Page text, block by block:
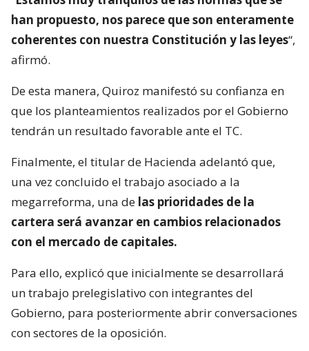
han propuesto, nos parece que son enteramente
coherentes con nuestra Constitución y las leyes“,
afirmó.
De esta manera, Quiroz manifestó su confianza en
que los planteamientos realizados por el Gobierno
tendrán un resultado favorable ante el TC.
Finalmente, el titular de Hacienda adelantó que,
una vez concluido el trabajo asociado a la
megarreforma, una de las prioridades de la
cartera será avanzar en cambios relacionados
con el mercado de capitales.
Para ello, explicó que inicialmente se desarrollará
un trabajo prelegislativo con integrantes del
Gobierno, para posteriormente abrir conversaciones
con sectores de la oposición.